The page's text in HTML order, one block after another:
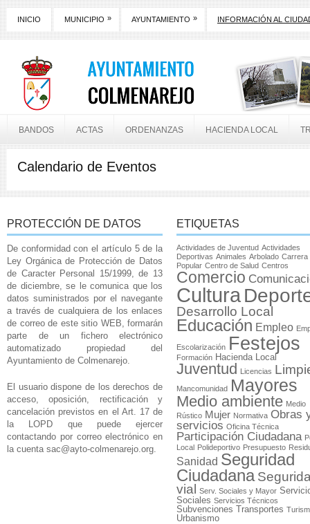
INICIO MUNICIPIO » AYUNTAMIENTO » INFORMACIÓN AL
BANDOS ACTAS ORDENANZAS HACIENDA LOCAL
Calendario de Eventos
PROTECCIÓN DE DATOS
De conformidad con el artículo 5 de la
Ley Orgánica de Protección de Datos
de Caracter Personal 15/1999, de 13
de diciembre, se le comunica que los
datos suministrados por el navegante
a través de cualquiera de los enlaces
de correo de este sitio WEB, formarán
parte de un fichero electrónico
automatizado propiedad del
Ayuntamiento de Colmenarejo.
El usuario dispone de los derechos de
acceso, oposición, rectificación y
cancelación previstos en el Art. 17 de
la LOPD que puede ejercer
contactando por correo electrónico en
la cuenta sac@ayto-colmenarejo.org.
ETIQUETAS
Actividades de Juventud Actividades
Deportivas Animales Arbolado Carrera
Popular Centro de Salud Centros
Comercio
Cultura
Desarrollo Local
Educación Empleo
Escolarización Festejos
Formación Hacienda Local
Juventud Licencias
Mancomunidad Mayores
Medio ambiente Medio
Rústico Mujer Normativa Obras
servicios Oficina Técnica
Participación Ciudadana
Local Polideportivo Presupuesto
Sanidad Seguridad
Ciudadana
vial
Serv. Sociales y Mayor
Sociales Servicios Técnicos
Subvenciones Transportes
Urbanismo